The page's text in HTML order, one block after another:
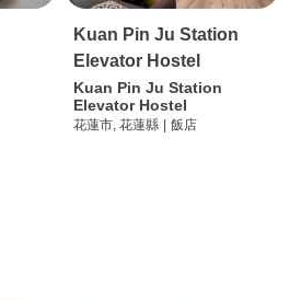
Kuan Pin Ju Station
Elevator Hostel
Kuan Pin Ju Station
Elevator Hostel
花蓮市, 花蓮縣 飯店